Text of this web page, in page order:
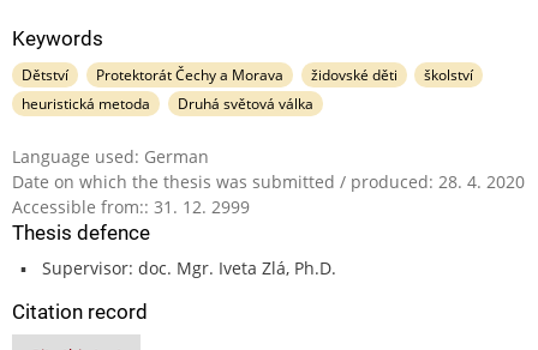
Keywords
Dětství Protektorát Čechy a Morava židovské děti
školství
heuristická metoda
Druhá světová válka
Language used: German
Date on which the thesis was submitted / produced: 28. 4. 2020
Accessible from:: 31. 12. 2999
Thesis defence
Supervisor: doc. Mgr. Iveta Zlá, Ph.D.
Citation record